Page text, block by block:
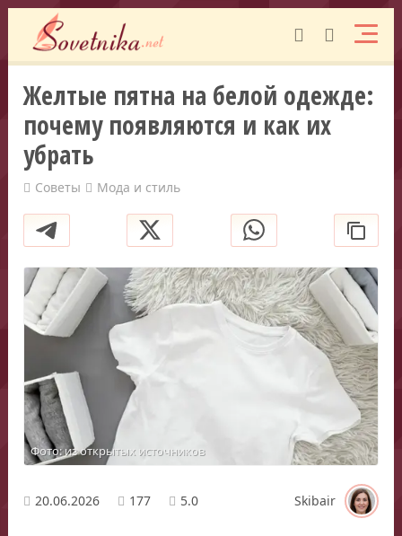
Желтые пятна на белой одежде:
почему появляются и как их
убрать
Советы Мода и стиль
Фото: из открытых источников
20.06.2026 177 5.0 Skibair